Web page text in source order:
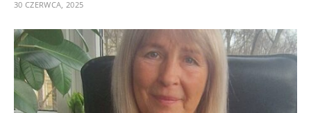
30 CZERWCA, 2025